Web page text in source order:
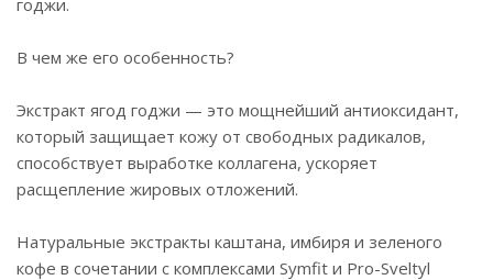
годжи.
В чем же его особенность?
Экстракт ягод годжи — это мощнейший антиоксидант,
который защищает кожу от свободных радикалов,
способствует выработке коллагена, ускоряет
расщепление жировых отложений.
Натуральные экстракты каштана, имбиря и зеленого
кофе в сочетании с комплексами Symfit и Pro-Sveltyl